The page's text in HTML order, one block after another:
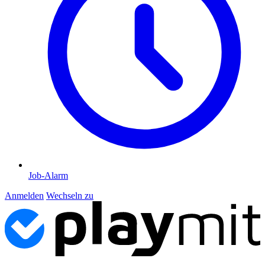
Job-Alarm
Anmelden Wechseln zu